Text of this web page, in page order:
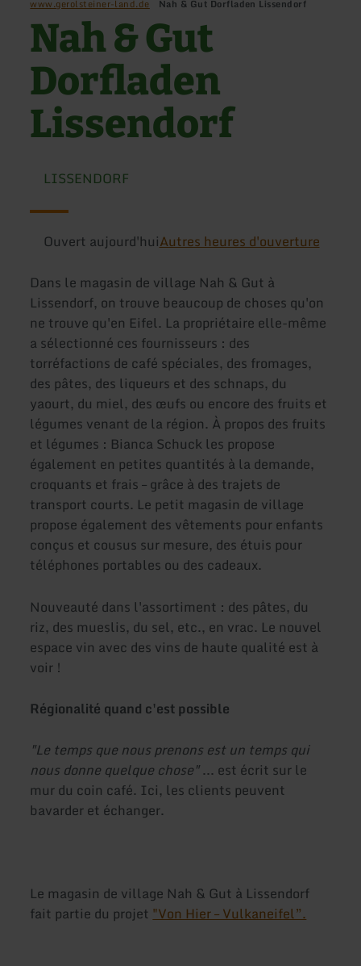
www.gerolsteiner-land.de Nah & Gut Dorfladen Lissendorf
Nah & Gut
Dorfladen
Lissendorf
LISSENDORF
Ouvert aujourd'huiAutres heures d'ouverture
Dans le magasin de village Nah & Gut à
Lissendorf, on trouve beaucoup de choses qu'on
ne trouve qu'en Eifel. La propriétaire elle-même
a sélectionné ces fournisseurs : des
torréfactions de café spéciales, des fromages,
des pâtes, des liqueurs et des schnaps, du
yaourt, du miel, des œufs ou encore des fruits et
légumes venant de la région. À propos des fruits
et légumes : Bianca Schuck les propose
également en petites quantités à la demande,
croquants et frais – grâce à des trajets de
transport courts. Le petit magasin de village
propose également des vêtements pour enfants
conçus et cousus sur mesure, des étuis pour
téléphones portables ou des cadeaux.
Nouveauté dans l'assortiment : des pâtes, du
riz, des mueslis, du sel, etc., en vrac. Le nouvel
espace vin avec des vins de haute qualité est à
voir !
Régionalité quand c'est possible
"Le temps que nous prenons est un temps qui
nous donne quelque chose"... est écrit sur le
mur du coin café. Ici, les clients peuvent
bavarder et échanger.
Le magasin de village Nah & Gut à Lissendorf
fait partie du projet "Von Hier – Vulkaneifel”.